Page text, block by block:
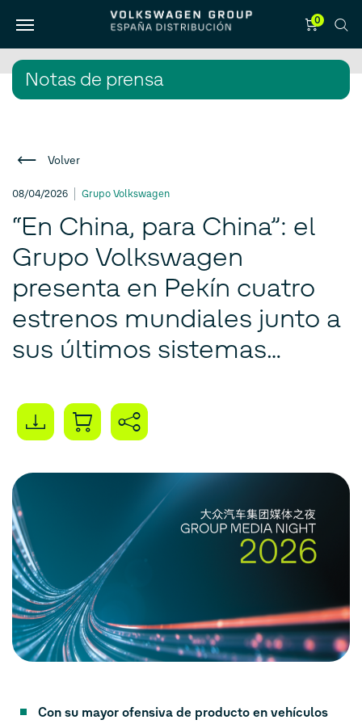
0
Notas de prensa
Volver
08/04/2026 Grupo Volkswagen
“En China, para China”: el
Grupo Volkswagen
presenta en Pekín cuatro
estrenos mundiales junto a
sus últimos sistemas
artificial
Con su mayor ofensiva de producto en vehículos